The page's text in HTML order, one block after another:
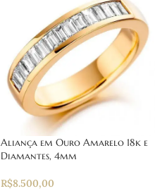
Aliança em Ouro Amarelo 18k e
Diamantes, 4mm
R$8.500,00